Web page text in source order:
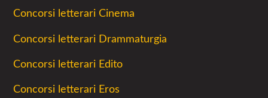
Concorsi letterari Cinema
Concorsi letterari Drammaturgia
Concorsi letterari Edito
Concorsi letterari Eros